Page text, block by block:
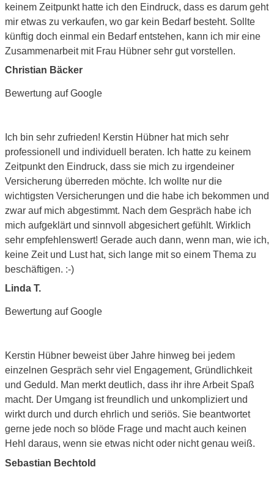
keinem Zeitpunkt hatte ich den Eindruck, dass es darum geht
mir etwas zu verkaufen, wo gar kein Bedarf besteht. Sollte
künftig doch einmal ein Bedarf entstehen, kann ich mir eine
Zusammenarbeit mit Frau Hübner sehr gut vorstellen.
Christian Bäcker
Bewertung auf Google
Ich bin sehr zufrieden! Kerstin Hübner hat mich sehr
professionell und individuell beraten. Ich hatte zu keinem
Zeitpunkt den Eindruck, dass sie mich zu irgendeiner
Versicherung überreden möchte. Ich wollte nur die
wichtigsten Versicherungen und die habe ich bekommen und
zwar auf mich abgestimmt. Nach dem Gespräch habe ich
mich aufgeklärt und sinnvoll abgesichert gefühlt. Wirklich
sehr empfehlenswert! Gerade auch dann, wenn man, wie ich,
keine Zeit und Lust hat, sich lange mit so einem Thema zu
beschäftigen. :-)
Linda T.
Bewertung auf Google
Kerstin Hübner beweist über Jahre hinweg bei jedem
einzelnen Gespräch sehr viel Engagement, Gründlichkeit
und Geduld. Man merkt deutlich, dass ihr ihre Arbeit Spaß
macht. Der Umgang ist freundlich und unkompliziert und
wirkt durch und durch ehrlich und seriös. Sie beantwortet
gerne jede noch so blöde Frage und macht auch keinen
Hehl daraus, wenn sie etwas nicht oder nicht genau weiß.
Sebastian Bechtold